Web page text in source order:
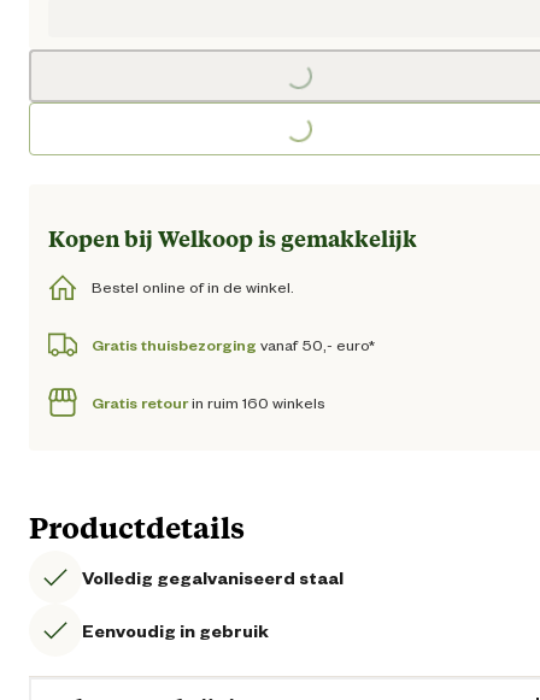
Loading...
Loading...
Kopen bij Welkoop is gemakkelijk
Bestel online of in de winkel.
Gratis thuisbezorging vanaf 50,- euro*
Gratis retourin ruim 160 winkels
Productdetails
Volledig gegalvaniseerd staal
Eenvoudig in gebruik